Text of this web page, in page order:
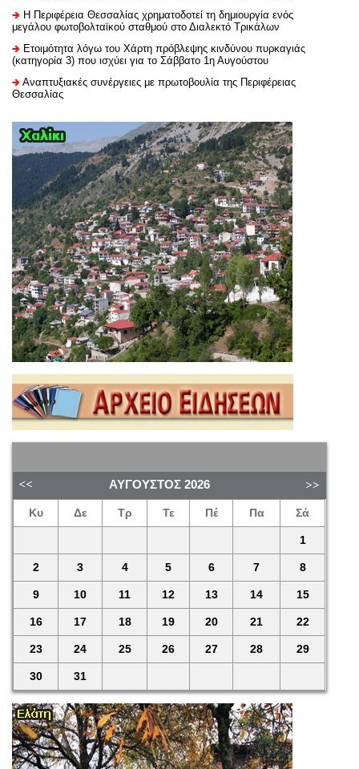
H Περιφέρεια Θεσσαλίας χρηματοδοτεί τη δημιουργία ενός
μεγάλου φωτοβολταϊκού σταθμού στο Διαλεκτό Τρικάλων
Ετοιμότητα λόγω του Χάρτη πρόβλεψης κινδύνου πυρκαγιάς
(κατηγορία 3) που ισχύει για το Σάββατο 1η Αυγούστου
Αναπτυξιακές συνέργειες με πρωτοβουλία της Περιφέρειας
Θεσσαλίας
ΑΎΓΟΥΣΤΟΣ 2026
Κυ Δε Τρ Τε Πέ Πα Σά
1
2 3 4 5 6 7 8
9 10 11 12 13 14 15
16 17 18 19 20 21 22
23 24 25 26 27 28 29
30 31